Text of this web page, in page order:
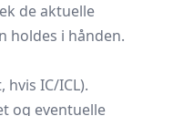
de aktuelle
holdes i hånden.
IC/ICL).
og eventuelle